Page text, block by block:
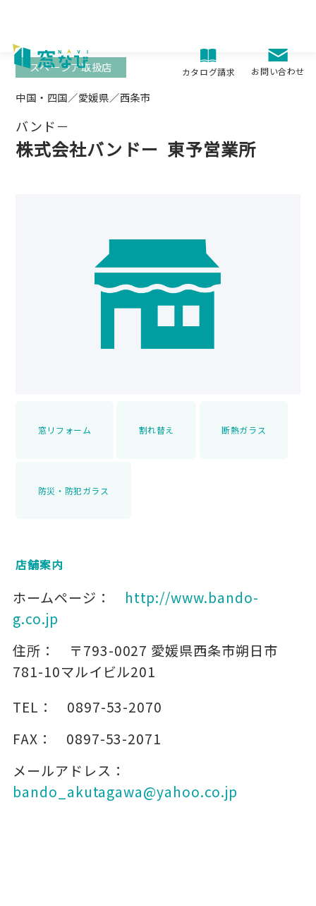
content
カタログ請求 お問い合わせ
中国・四国／愛媛県／西条市
バンド－
株式会社バンドー 東予営業所
スペーシア取扱店
窓リフォーム 割れ替え 断熱ガラス
防災・防犯ガラス
店舗案内
ホームページ：
http://www.bando-
g.co.jp
住所：
〒793-0027 愛媛県西条市朔日市
781-10マルイビル201
TEL：
0897-53-2070
FAX：
0897-53-2071
メールアドレス：
bando_akutagawa@yahoo.co.jp